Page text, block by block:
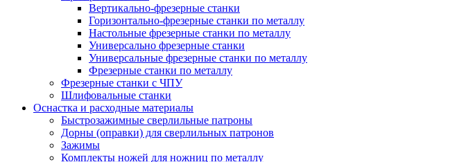
Вертикально-фрезерные станки
Горизонтально-фрезерные станки по металлу
Настольные фрезерные станки по металлу
Универсально фрезерные станки
Универсальные фрезерные станки по металлу
Фрезерные станки по металлу
Фрезерные станки с ЧПУ
Шлифовальные станки
Оснастка и расходные материалы
Быстрозажимные сверлильные патроны
Дорны (оправки) для сверлильных патронов
Зажимы
Комплекты ножей для ножниц по металлу